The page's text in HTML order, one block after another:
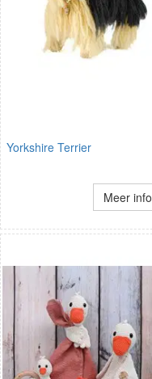
Yorkshire Terrier
Meer info